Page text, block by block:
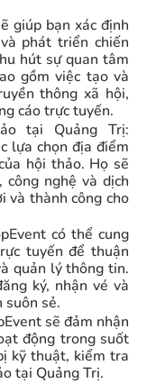
giúp bạn xác định
phát triển chiến
hút sự quan tâm
gồm việc tạo và
thông xã hội,
cáo trực tuyến.
tại Quảng Trị:
lựa chọn địa điểm
hội thảo. Họ sẽ
nghệ và dịch
và thành công cho
có thể cung
tuyến để thuận
quản lý thông tin.
ký, nhận vé và
suôn sẻ.
sẽ đảm nhận
động trong suốt
kỹ thuật, kiểm tra
tại Quảng Trị.